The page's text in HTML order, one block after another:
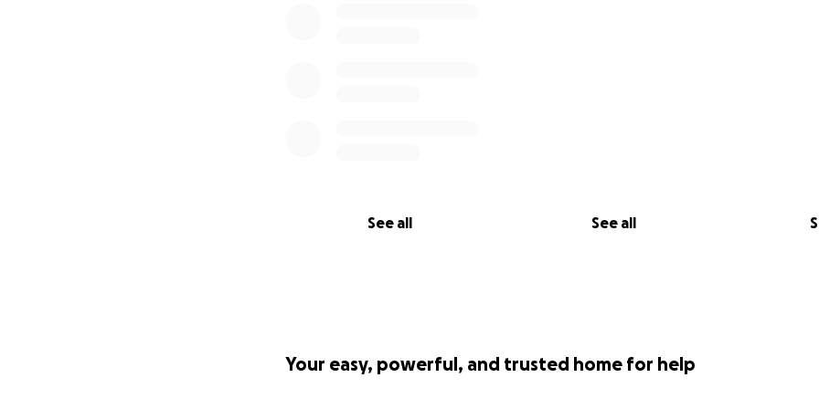
See all See all
Your easy, powerful, and trusted home for help